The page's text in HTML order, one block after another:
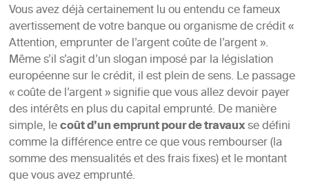
Vous avez déjà certainement lu ou entendu ce fameux
avertissement de votre banque ou organisme de crédit «
Attention, emprunter de l’argent coûte de l’argent ».
Même s’il s’agit d’un slogan imposé par la législation
européenne sur le crédit, il est plein de sens. Le passage
« coûte de l’argent » signifie que vous allez devoir payer
des intérêts en plus du capital emprunté. De manière
simple, lecoût d’un emprunt pour de travauxse défini
comme la différence entre ce que vous rembourser (la
somme des mensualités et des frais fixes) et le montant
que vous avez emprunté.